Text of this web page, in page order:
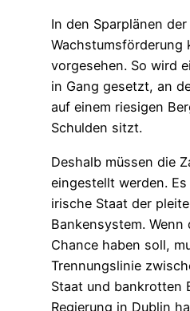
In den Sparplänen
Wachstumsförderung
vorgesehen. So wird
in Gang gesetzt, an
auf einem riesigen
Schulden sitzt.
Deshalb müssen die
eingestellt werden.
irische Staat der
Bankensystem. Wenn
Chance haben soll,
Trennungslinie
Staat und bankrotten
Regierung in Dublin